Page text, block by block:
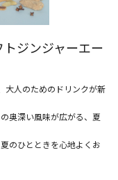
ジンジャーエー
大人のためのドリンクが新
奥深い風味が広がる、夏
のひとときを心地よくお